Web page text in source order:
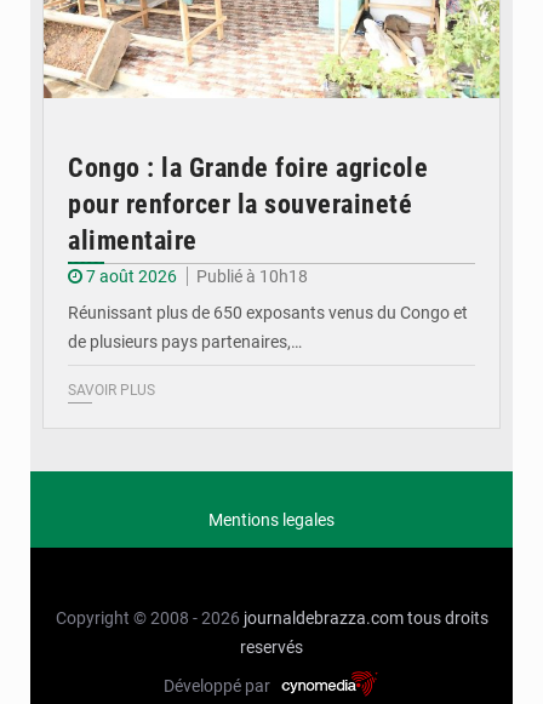
Congo : la Grande foire agricole
pour renforcer la souveraineté
alimentaire
7 août 2026
Publié à 10h18
Réunissant plus de 650 exposants venus du Congo et
de plusieurs pays partenaires,…
SAVOIR PLUS
Mentions legales
Copyright © 2008 - 2026 journaldebrazza.com tous droits
reservés
Développé par